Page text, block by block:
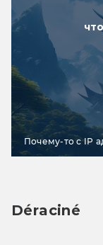
Почему-то с IP
Déraciné